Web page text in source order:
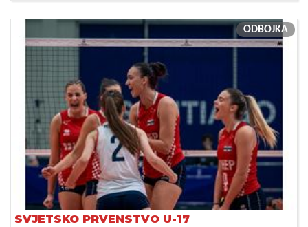
ODBOJKA
SVJETSKO PRVENSTVO U-17